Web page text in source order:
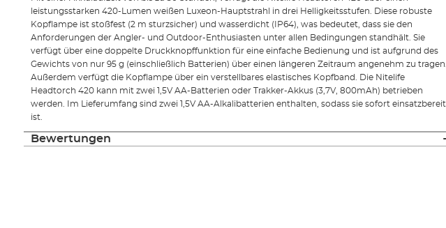
leistungsstarken 420-Lumen weißen Luxeon-Hauptstrahl in drei Helligkeitsstufen. Diese robuste
Kopflampe ist stoßfest (2 m sturzsicher) und wasserdicht (IP64), was bedeutet, dass sie den
Anforderungen der Angler- und Outdoor-Enthusiasten unter allen Bedingungen standhält. Sie
verfügt über eine doppelte Druckknopffunktion für eine einfache Bedienung und ist aufgrund des
Gewichts von nur 95 g (einschließlich Batterien) über einen längeren Zeitraum angenehm zu tragen.
Außerdem verfügt die Kopflampe über ein verstellbares elastisches Kopfband. Die Nitelife
Headtorch 420 kann mit zwei 1,5V AA-Batterien oder Trakker-Akkus (3,7V, 800mAh) betrieben
werden. Im Lieferumfang sind zwei 1,5V AA-Alkalibatterien enthalten, sodass sie sofort einsatzbereit
ist.
Bewertungen